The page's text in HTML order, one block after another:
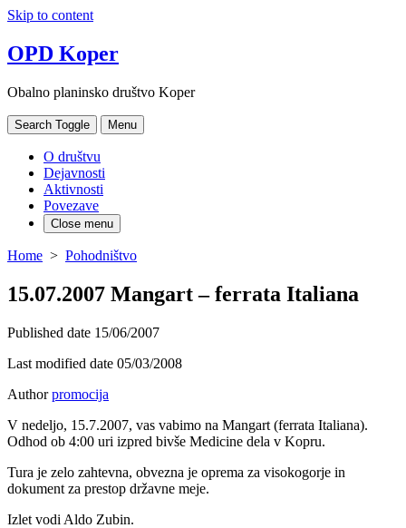
Skip to content
OPD Koper
Obalno planinsko društvo Koper
Search Toggle Menu
O društvu
Dejavnosti
Aktivnosti
Povezave
Close menu
Home > Pohodništvo
15.07.2007 Mangart – ferrata Italiana
Published date 15/06/2007
Last modified date 05/03/2008
Author promocija
V nedeljo, 15.7.2007, vas vabimo na Mangart (ferrata Italiana).
Odhod ob 4:00 uri izpred bivše Medicine dela v Kopru.
Tura je zelo zahtevna, obvezna je oprema za visokogorje in
dokument za prestop državne meje.
Izlet vodi Aldo Zubin.